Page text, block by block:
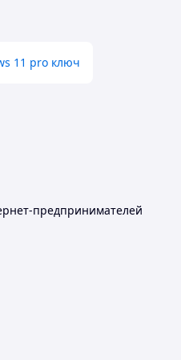
11 pro ключ
предпринимателей